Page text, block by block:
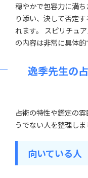
穏やかで包容力に満
り添い、決して否定
れます。 スピリチュ
の内容は非常に具体的
逸季先生の
占術の特性や鑑定の
うでない人を整理しま
向いている人